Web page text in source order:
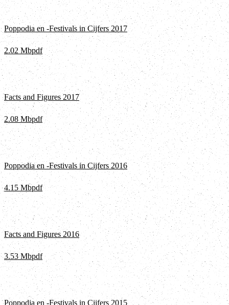
Poppodia en -Festivals in Cijfers 2017
2.02 Mbpdf
Facts and Figures 2017
2.08 Mbpdf
Poppodia en -Festivals in Cijfers 2016
4.15 Mbpdf
Facts and Figures 2016
3.53 Mbpdf
Poppodia en -Festivals in Cijfers 2015